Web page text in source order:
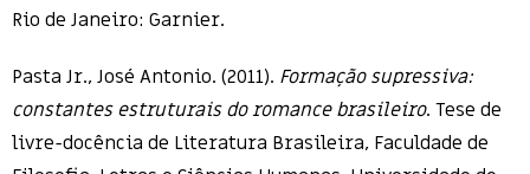
Rio de Janeiro: Garnier.
Pasta Jr., José Antonio. (2011). Formação supressiva:
constantes estruturais do romance brasileiro. Tese de
livre-docência de Literatura Brasileira, Faculdade de